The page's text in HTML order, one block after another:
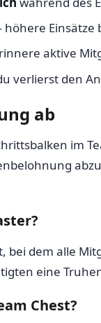
Einsätze
aktive
verlierst den
ab
im
bei dem alle
eine
Chest?